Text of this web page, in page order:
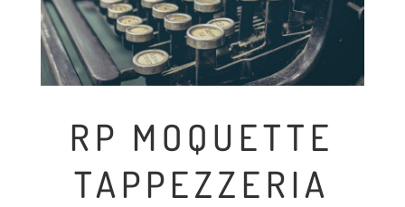
RP MOQUETTE
TAPPEZZERIA